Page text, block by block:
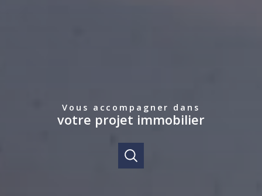
Vous accompagner dans
votre projet immobilier